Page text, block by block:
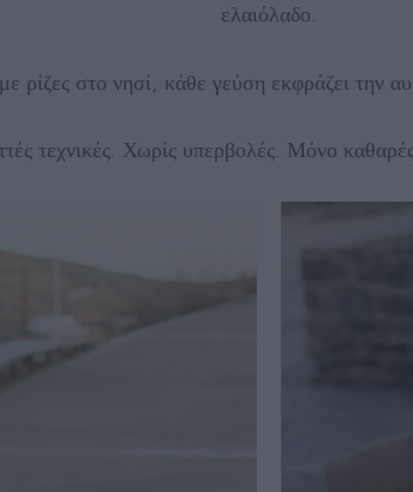
ελαιόλαδο.
στο νησί, κάθε γεύση εκφράζει την
τεχνικές. Χωρίς υπερβολές. Μόνο